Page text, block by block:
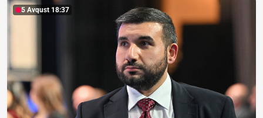
5 Avqust 18:37